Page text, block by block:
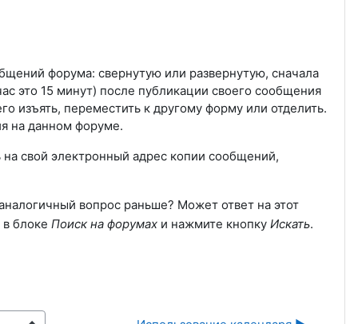
форума: свернутую или развернутую, сначала
это 15 минут) после публикации своего сообщения
изъять, переместить к другому форму или отделить.
на данном форуме.
свой электронный адрес копии сообщений,
вопрос раньше? Может ответ на этот
блоке Поиск на форумахи нажмите кнопку Искать.